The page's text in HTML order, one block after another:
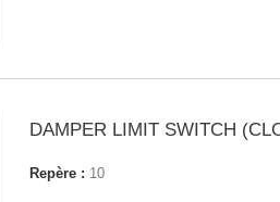
DAMPER LIMIT SWITCH
Repère : 10